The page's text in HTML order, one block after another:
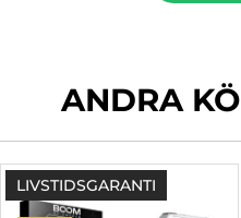
ANDRA
LIVSTIDSGARANTI